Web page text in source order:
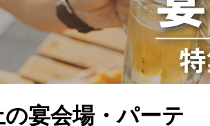
の宴会場・パーテ